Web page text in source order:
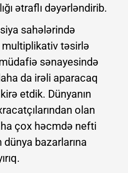
ətraflı dəyərləndirib.
sahələrində
təsirlə
sənayesində
da irəli aparacaq
etdik. Dünyanın
olan
çox həcmdə nefti
bazarlarına